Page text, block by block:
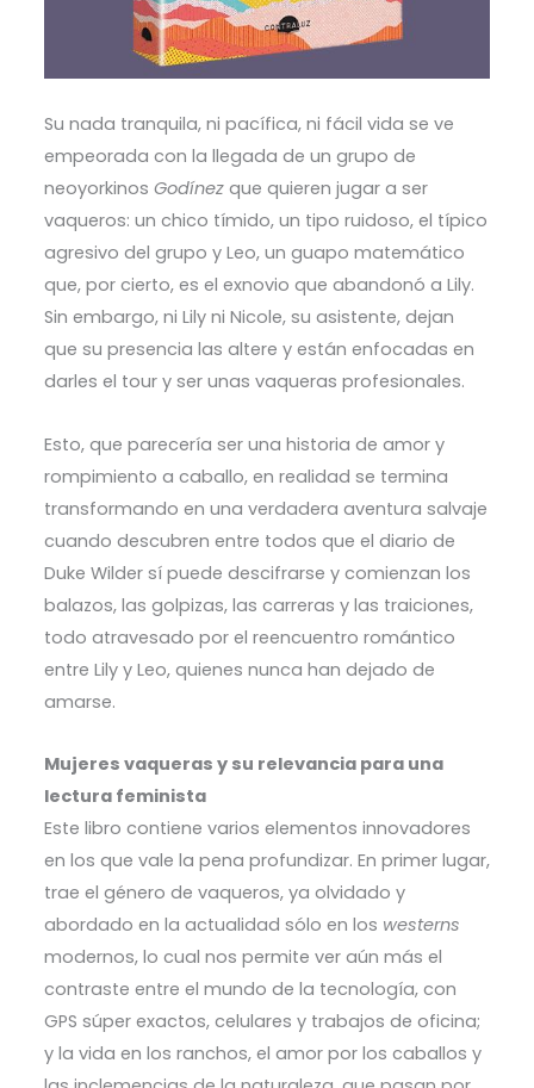
Su nada tranquila, ni pacífica, ni fácil vida se ve
empeorada con la llegada de un grupo de
neoyorkinos Godínezque quieren jugar a ser
vaqueros: un chico tímido, un tipo ruidoso, el típico
agresivo del grupo y Leo, un guapo matemático
que, por cierto, es el exnovio que abandonó a Lily.
Sin embargo, ni Lily ni Nicole, su asistente, dejan
que su presencia las altere y están enfocadas en
darles el tour y ser unas vaqueras profesionales.
Esto, que parecería ser una historia de amor y
rompimiento a caballo, en realidad se termina
transformando en una verdadera aventura salvaje
cuando descubren entre todos que el diario de
Duke Wilder sí puede descifrarse y comienzan los
balazos, las golpizas, las carreras y las traiciones,
todo atravesado por el reencuentro romántico
entre Lily y Leo, quienes nunca han dejado de
amarse.
Mujeres vaqueras y su relevancia para una
lectura feminista
Este libro contiene varios elementos innovadores
en los que vale la pena profundizar. En primer lugar,
trae el género de vaqueros, ya olvidado y
abordado en la actualidad sólo en los westerns
modernos, lo cual nos permite ver aún más el
contraste entre el mundo de la tecnología, con
GPS súper exactos, celulares y trabajos de oficina;
y la vida en los ranchos, el amor por los caballos y